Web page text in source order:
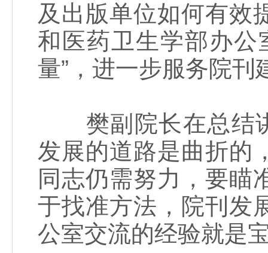
及出版单位如何有效
和医药卫生学部办公
量”，进一步服务院
樊副院长在总结讲
发展的道路是曲折的
同志仍需努力，要瞄
于找准方法，院刊发
公室交流的经验就是